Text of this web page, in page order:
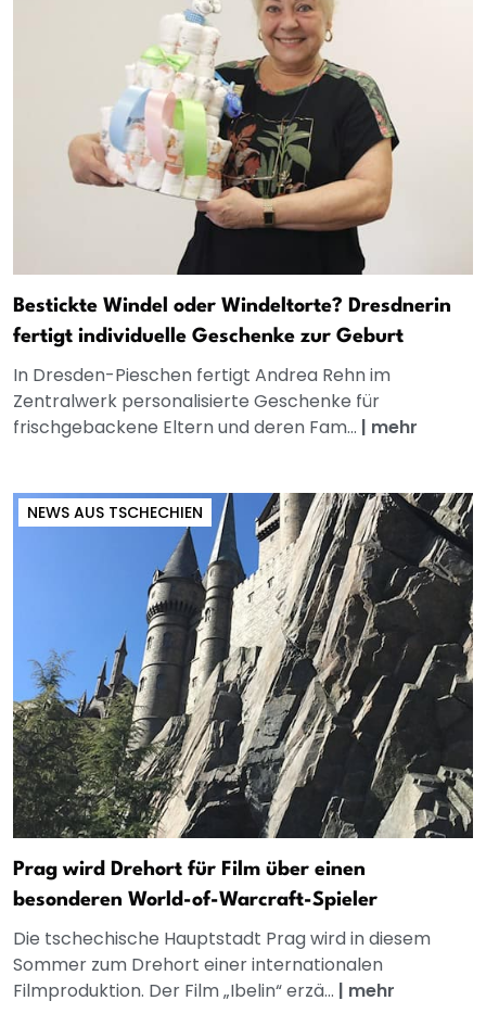
Bestickte Windel oder Windeltorte? Dresdnerin
fertigt individuelle Geschenke zur Geburt
In Dresden-Pieschen fertigt Andrea Rehn im
Zentralwerk personalisierte Geschenke für
frischgebackene Eltern und deren Fam... | mehr
NEWS AUS TSCHECHIEN
Prag wird Drehort für Film über einen
besonderen World-of-Warcraft-Spieler
Die tschechische Hauptstadt Prag wird in diesem
Sommer zum Drehort einer internationalen
Filmproduktion. Der Film „Ibelin“ erzä... | mehr